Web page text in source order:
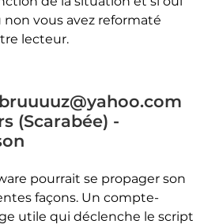
non vous avez reformaté
lecteur.
(Scarabée) -
pourrait se propager son
façons. Un compte-
utile qui déclenche le script